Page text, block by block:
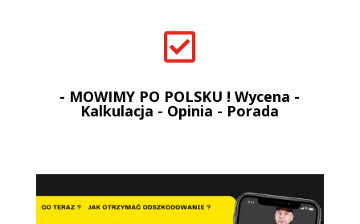

- MOWIMY PO POLSKU ! Wycena -
Kalkulacja - Opinia - Porada